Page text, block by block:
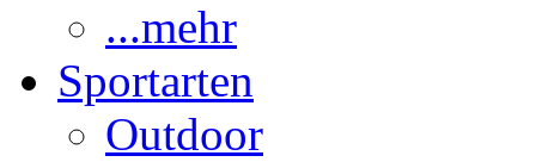
...mehr
Sportarten
Outdoor